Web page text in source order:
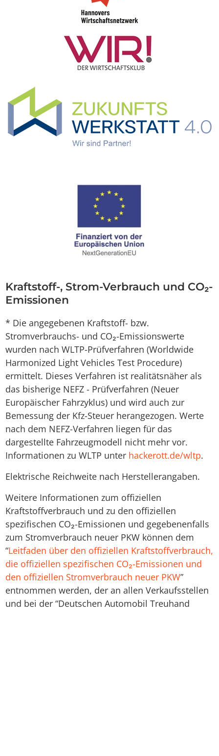
Kraftstoff-, Strom-Verbrauch und CO₂-
Emissionen
* Die angegebenen Kraftstoff- bzw.
Stromverbrauchs- und CO₂-Emissionswerte
wurden nach WLTP-Prüfverfahren (Worldwide
Harmonized Light Vehicles Test Procedure)
ermittelt. Dieses Verfahren ist realitätsnäher als
das bisherige NEFZ - Prüfverfahren (Neuer
Europäischer Fahrzyklus) und wird auch zur
Bemessung der Kfz-Steuer herangezogen. Werte
nach dem NEFZ-Verfahren liegen für das
dargestellte Fahrzeugmodell nicht mehr vor.
Informationen zu WLTP unter hackerott.de/wltp.
Elektrische Reichweite nach Herstellerangaben.
Weitere Informationen zum offiziellen
Kraftstoffverbrauch und zu den offiziellen
spezifischen CO₂-Emissionen und gegebenenfalls
zum Stromverbrauch neuer PKW können dem
“Leitfaden über den offiziellen Kraftstoffverbrauch,
die offiziellen spezifischen CO₂-Emissionen und
den offiziellen Stromverbrauch neuer PKW”
entnommen werden, der an allen Verkaufsstellen
und bei der “Deutschen Automobil Treuhand